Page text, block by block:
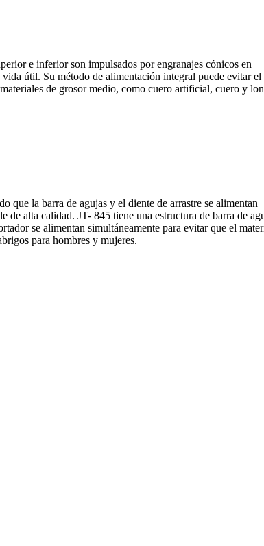
e inferior son impulsados ​​por engranajes cónicos en
útil. Su método de alimentación integral puede evitar el
de grosor medio, como cuero artificial, cuero y
que la barra de agujas y el diente de arrastre se alimentan
de alta calidad. JT- 845 tiene una estructura de barra de
se alimentan simultáneamente para evitar que el
para hombres y mujeres.